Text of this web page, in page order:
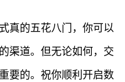
真的五花八门，你可以
渠道。但无论如何，交
要的。祝你顺利开启数